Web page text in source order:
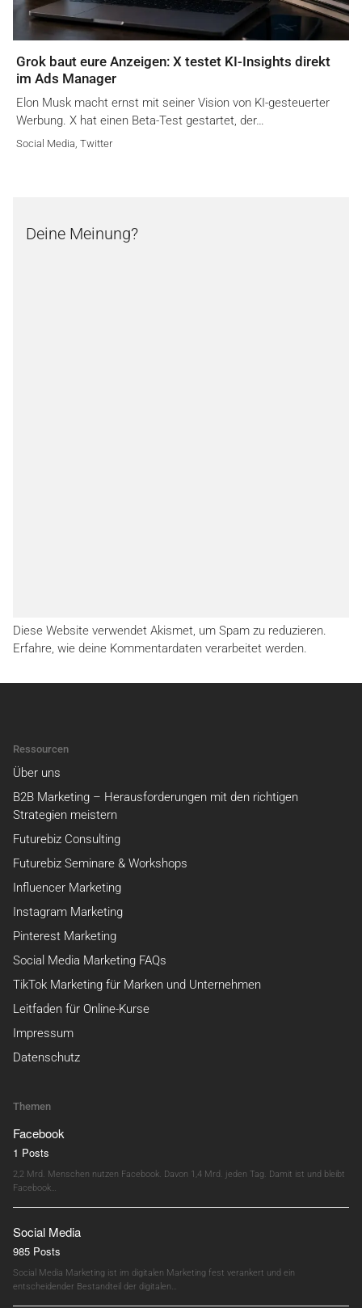
Grok baut eure Anzeigen: X testet KI-Insights direkt
im Ads Manager
Elon Musk macht ernst mit seiner Vision von KI-gesteuerter
Werbung. X hat einen Beta-Test gestartet, der…
Social Media Twitter
Deine Meinung?
Diese Website verwendet Akismet, um Spam zu reduzieren.
Erfahre, wie deine Kommentardaten verarbeitet werden.
Ressourcen
Über uns
B2B Marketing – Herausforderungen mit den richtigen
Strategien meistern
Futurebiz Consulting
Futurebiz Seminare & Workshops
Influencer Marketing
Instagram Marketing
Pinterest Marketing
Social Media Marketing FAQs
TikTok Marketing für Marken und Unternehmen
Leitfaden für Online-Kurse
Impressum
Datenschutz
Themen
Facebook
1 Posts
2,2 Mrd. Menschen nutzen Facebook. Davon 1,4 Mrd. jeden Tag. Damit ist und bleibt
Facebook…
Social Media
985 Posts
Social Media Marketing ist im digitalen Marketing fest verankert und ein
entscheidender Bestandteil der digitalen…